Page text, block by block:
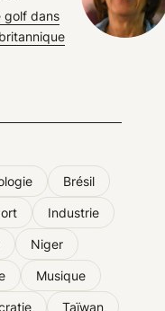
golf dans
Brésil
Industrie
Niger
Musique
Taïwan